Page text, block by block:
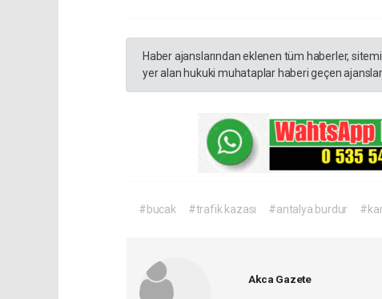
Haber ajanslarından eklenen tüm haberler,
yer alan hukuki muhataplar haberi geçen
#bucak #trafik kazası #antalya burdur
Akca Gazete